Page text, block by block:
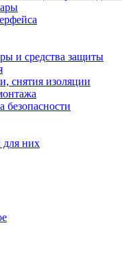
и средства защиты
снятия изоляции
безопасности
для них